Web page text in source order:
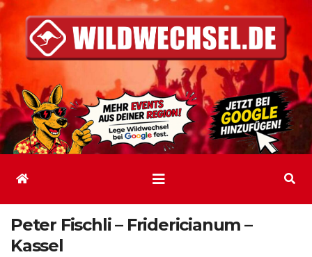
Inhalt
springen
Peter Fischli – Fridericianum –
Kassel